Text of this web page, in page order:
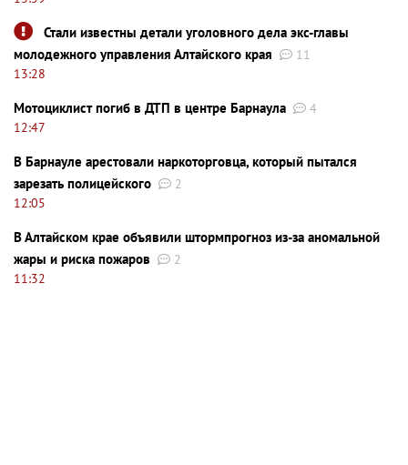
Стали известны детали уголовного дела экс-главы
молодежного управления Алтайского края
11
13:28
Мотоциклист погиб в ДТП в центре Барнаула
4
12:47
В Барнауле арестовали наркоторговца, который пытался
зарезать полицейского
2
12:05
В Алтайском крае объявили штормпрогноз из-за аномальной
жары и риска пожаров
2
11:32